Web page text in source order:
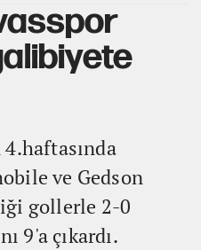
ve Gedson
gollerle 2-0
9'a çıkardı.